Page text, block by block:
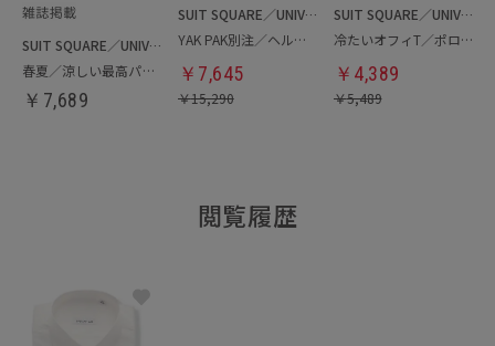
SUIT SQUARE／UNIVERSAL LANGUAGE
春夏／涼しい最高パンツ
￥ 7,689
SUIT SQUARE／UNIVERSAL LANGUAGE
YAK PAK別注／ヘルメットバッグ
￥ 7,645
￥15,290
SUIT SQUARE／UNIVERSAL LANGUAGE
冷たいオフィT／ポロシャツ
￥ 4,389
￥5,489
閲覧履歴